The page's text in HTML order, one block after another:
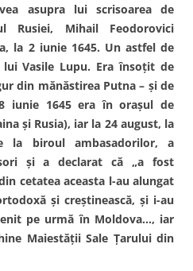
asupra lui scrisoarea de
Rusiei, Mihail Feodorovici
la 2 iunie 1645. Un astfel de
Vasile Lupu. Era însoţit de
din mănăstirea Putna – şi de
iunie 1645 era în oraşul de
şi Rusia), iar la 24 august, la
la biroul ambasadorilor, a
şi a declarat că „a fost
cetatea aceasta l-au alungat
şi creştinească, şi i-au
pe urmă în Moldova…, iar
Maiestăţii Sale Ţarului din